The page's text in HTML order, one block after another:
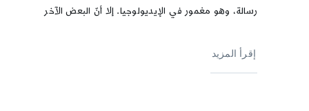
رسالة، وهو مغمور في الإيديولوجيا. إلا أنّ البعض الآخر
إقرأ المزيد